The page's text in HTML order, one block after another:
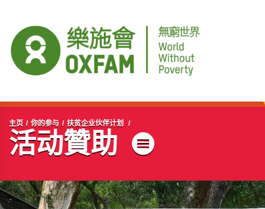
开始主要内容
主页 你的参与 扶贫企业伙伴计划
活动贊助 菜单